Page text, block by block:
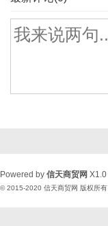
Powered by 信天商贸网 X1.0
© 2015-2020 信天商贸网 版权所有